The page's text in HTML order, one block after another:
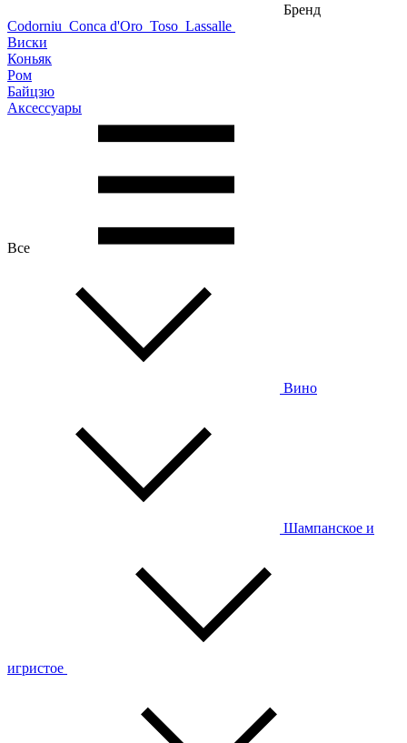
Бренд
Codorniu Conca d'Oro Toso Lassalle
Виски
Коньяк
Ром
Байцзю
Аксессуары
Все
Вино
Шампанское и
игристое